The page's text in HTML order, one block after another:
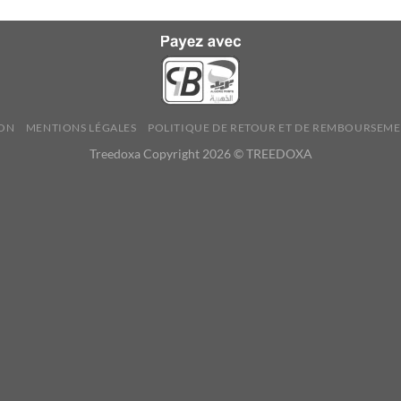
MENTIONS LÉGALES POLITIQUE DE RETOUR ET DE
Treedoxa Copyright 2026 © TREEDOXA